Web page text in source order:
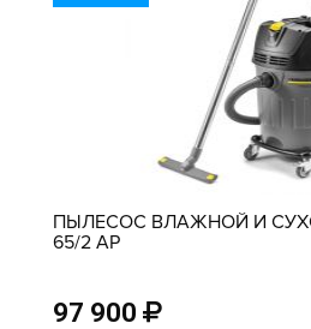
ПЫЛЕСОС ВЛАЖНОЙ И
65/2 AP
97 900